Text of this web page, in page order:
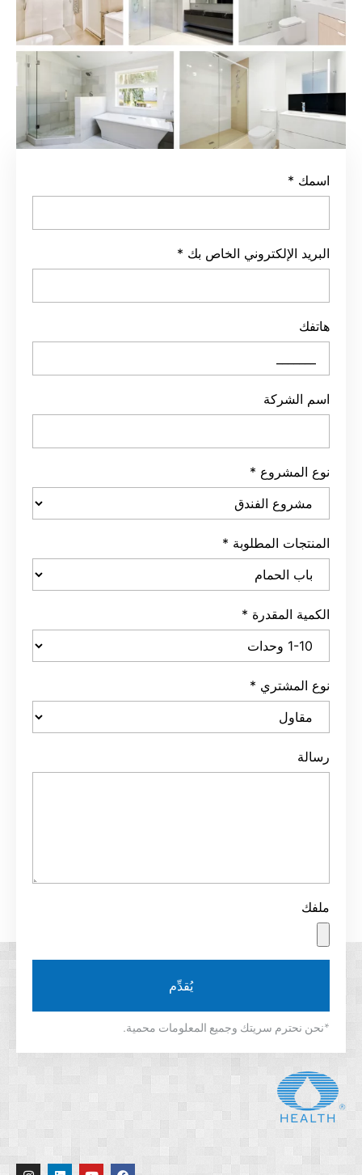
اسمك *
البريد الإلكتروني الخاص بك *
هاتفك
اسم الشركة
نوع المشروع *
المنتجات المطلوبة *
الكمية المقدرة *
نوع المشتري *
رسالة
ملفك
يُقدِّم
*نحن نحترم سريتك وجميع المعلومات محمية.